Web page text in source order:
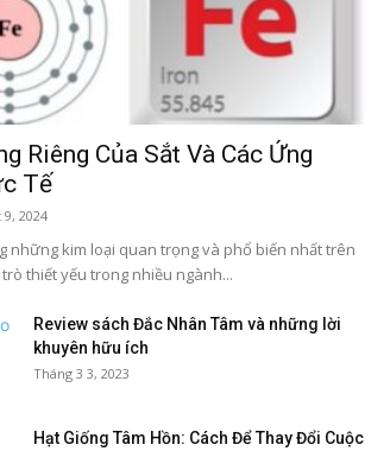
Riêng Của Sắt Và Các Ứng
Tế
2024
những kim loại quan trọng và phổ biến nhất trên
thiết yếu trong nhiều ngành...
Review sách Đắc Nhân Tâm và những lời
khuyên hữu ích
Tháng 3 3, 2023
Hạt Giống Tâm Hồn: Cách Để Thay Đổi Cuộc